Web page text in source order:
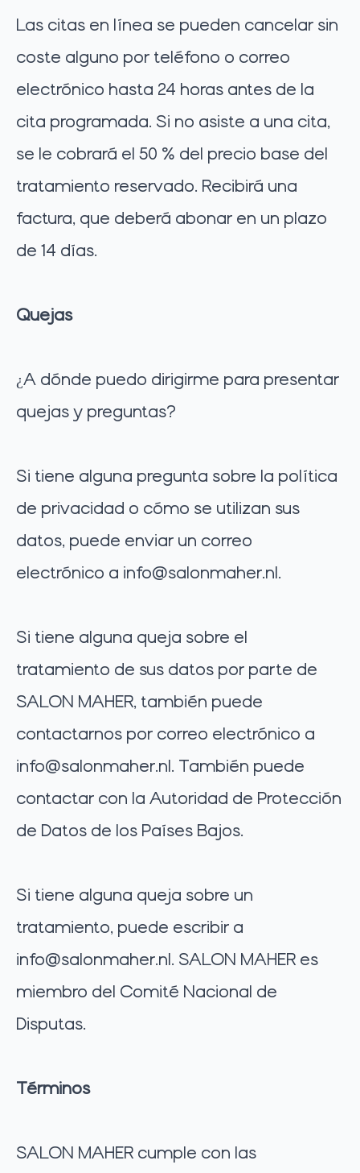
Las citas en línea se pueden cancelar sin
coste alguno por teléfono o correo
electrónico hasta 24 horas antes de la
cita programada. Si no asiste a una cita,
se le cobrará el 50 % del precio base del
tratamiento reservado. Recibirá una
factura, que deberá abonar en un plazo
de 14 días.
Quejas
¿A dónde puedo dirigirme para presentar
quejas y preguntas?
Si tiene alguna pregunta sobre la política
de privacidad o cómo se utilizan sus
datos, puede enviar un correo
electrónico a info@salonmaher.nl.
Si tiene alguna queja sobre el
tratamiento de sus datos por parte de
SALON MAHER, también puede
contactarnos por correo electrónico a
info@salonmaher.nl. También puede
contactar con la Autoridad de Protección
de Datos de los Países Bajos.
Si tiene alguna queja sobre un
tratamiento, puede escribir a
info@salonmaher.nl. SALON MAHER es
miembro del Comité Nacional de
Disputas.
Términos
SALON MAHER cumple con las